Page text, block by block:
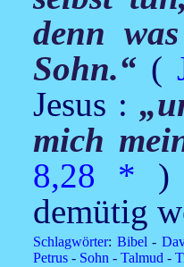
denn
Sohn.“ (
Jesus :
mich
8,28
* )
demütig
Schlagwörter: Bibel -
Petrus- Sohn - Talmud -